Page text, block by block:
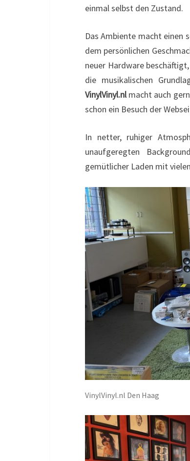
einmal selbst den Zustand.
Das Ambiente macht einen
dem persönlichen
neuer Hardware
die musikalischen
VinylVinyl.nlmacht auch
schon ein Besuch der
In netter, ruhiger
unaufgeregten
gemütlicher Laden mit
VinylVinyl.nl Den Haag